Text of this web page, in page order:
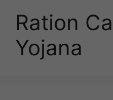
Ration
Yojana